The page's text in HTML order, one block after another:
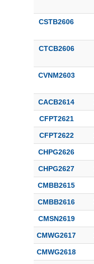
CSTB2606
CTCB2606
CVNM2603
CACB2614
CFPT2621
CFPT2622
CHPG2626
CHPG2627
CMBB2615
CMBB2616
CMSN2619
CMWG2617
CMWG2618